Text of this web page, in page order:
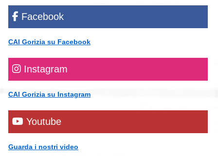
Facebook
CAI Gorizia su Facebook
Instagram
CAI Gorizia su Instagram
Youtube
Guarda i nostri video